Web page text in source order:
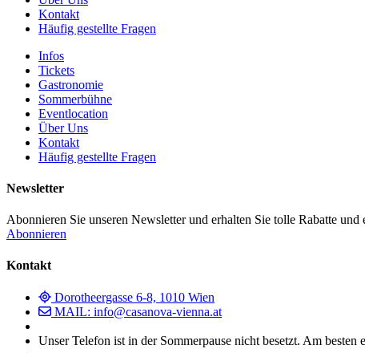
Kontakt
Häufig gestellte Fragen
Infos
Tickets
Gastronomie
Sommerbühne
Eventlocation
Über Uns
Kontakt
Häufig gestellte Fragen
Newsletter
Abonnieren Sie unseren Newsletter und erhalten Sie tolle Rabatte
Abonnieren
Kontakt
Dorotheergasse 6-8, 1010 Wien
MAIL: info@casanova-vienna.at
Unser Telefon ist in der Sommerpause nicht besetzt. Am